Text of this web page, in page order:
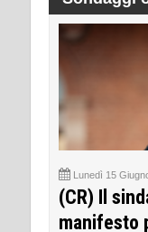
Lunedì 15
(CR) Il
manifesto